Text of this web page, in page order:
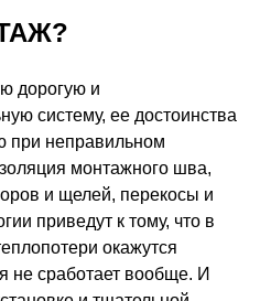
дорогую и
систему, ее достоинства
при неправильном
монтажного шва,
и щелей, перекосы и
приведут к тому, что в
окажутся
не сработает вообще. И